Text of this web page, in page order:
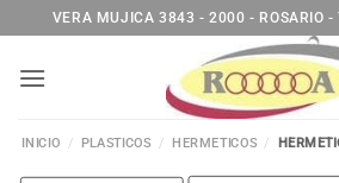
al
contenido
VERA MUJICA 3843 - 2000 - ROSARIO
INICIO / PLASTICOS / HERMETICOS /